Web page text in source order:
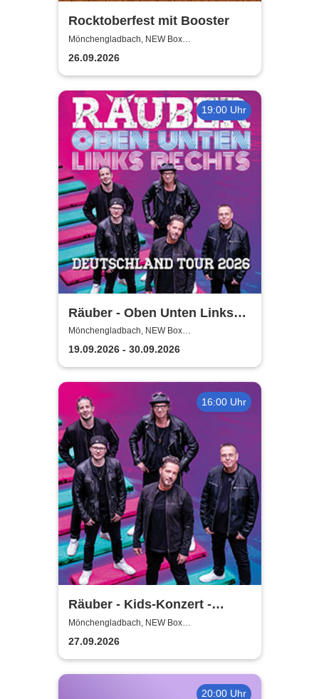
Rocktoberfest mit Booster
Mönchengladbach, NEW Box
Mönchengladbach
26.09.2026
19:00 Uhr
Räuber - Oben Unten Links
Rechts
Mönchengladbach, NEW Box
Mönchengladbach
19.09.2026 - 30.09.2026
16:00 Uhr
Räuber - Kids-Konzert -
Wigga Digga für Kids
Mönchengladbach, NEW Box
Mönchengladbach
27.09.2026
20:00 Uhr